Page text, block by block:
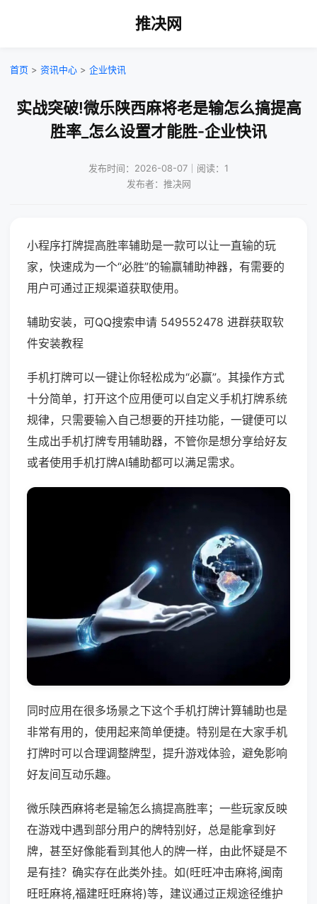
推决网
首页 > 资讯中心 > 企业快讯
实战突破!微乐陕西麻将老是输怎么搞提高
胜率_怎么设置才能胜-企业快讯
发布时间：2026-08-07｜阅读：1
发布者：推决网
小程序打牌提高胜率辅助是一款可以让一直输的玩
家，快速成为一个“必胜”的输赢辅助神器，有需要的
用户可通过正规渠道获取使用。
辅助安装，可QQ搜索申请 549552478 进群获取软
件安装教程
手机打牌可以一键让你轻松成为“必赢”。其操作方式
十分简单，打开这个应用便可以自定义手机打牌系统
规律，只需要输入自己想要的开挂功能，一键便可以
生成出手机打牌专用辅助器，不管你是想分享给好友
或者使用手机打牌AI辅助都可以满足需求。
同时应用在很多场景之下这个手机打牌计算辅助也是
非常有用的，使用起来简单便捷。特别是在大家手机
打牌时可以合理调整牌型，提升游戏体验，避免影响
好友间互动乐趣。
微乐陕西麻将老是输怎么搞提高胜率；一些玩家反映
在游戏中遇到部分用户的牌特别好，总是能拿到好
牌，甚至好像能看到其他人的牌一样，由此怀疑是不
是有挂？确实存在此类外挂。如(旺旺冲击麻将,闽南
旺旺麻将,福建旺旺麻将)等，建议通过正规途径维护